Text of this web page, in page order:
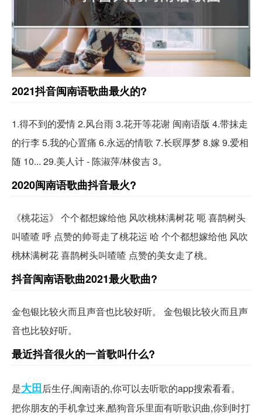
2021抖音闽南语歌曲最火的?
1.得不到的爱情 2.风台雨 3.花开等花谢 闽南语版 4.带抹走
的行李 5.我的心置痛 6.永远的情歌 7.长暝厚梦 8.嫁 9.爱相
随 10... 29.美人计 - 陈淑萍/林俊吉 3。
2020闽南语歌曲抖音最火?
《桃花运》 个个都想嫁给他 风吹桃林满树花 呃 喜鹊树头
叫喳喳 呼 点赞的帅哥走了桃花运 哈 个个都想嫁给他 风吹
桃林满树花 喜鹊树头叫喳喳 点赞的美女走了桃。
抖音闽南语歌曲2021最火歌曲?
金包银比较火而且声音也比较好听。 金包银比较火而且声
音也比较好听。
最近抖音很火的一首歌叫什么?
是大田后生仔,闽南语的,你可以去听歌的app搜索看看。
把你朋友的手机拿过来,酷狗音乐里面有听歌识曲,你到时打